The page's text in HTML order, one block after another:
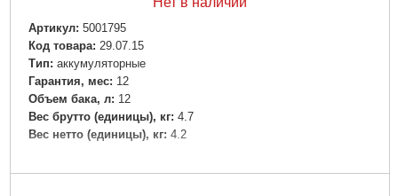
Артикул: 5001795
Код товара: 29.07.15
Tип: аккумуляторные
Гарантия, мес: 12
Объем бака, л: 12
Вес брутто (единицы), кг: 4.7
Вес нетто (единицы), кг: 4.2
Подробнее...